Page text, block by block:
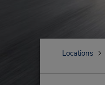
Locations